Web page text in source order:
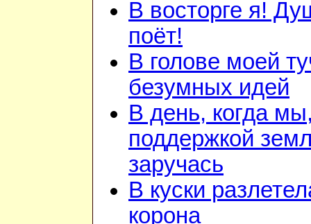
В восторге я!
поёт!
В голове моей
безумных идей
В день, когда
поддержкой
заручась
В куски
корона